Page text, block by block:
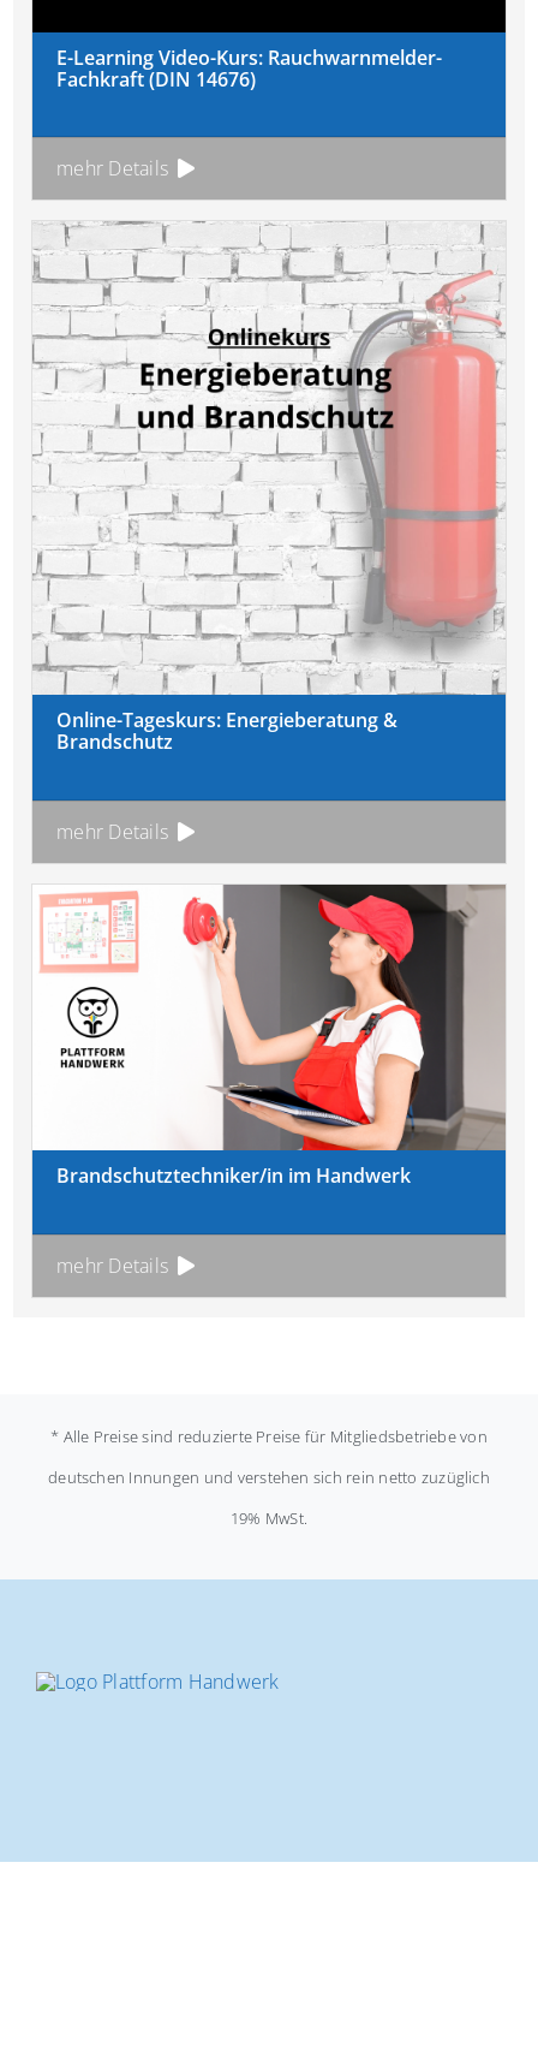
E-Learning Video-Kurs: Rauchwarnmelder-
Fachkraft (DIN 14676)
mehr Details
Online-Tageskurs: Energieberatung &
Brandschutz
mehr Details
Brandschutztechniker/in im Handwerk
mehr Details
* Alle Preise sind reduzierte Preise für Mitgliedsbetriebe von
deutschen Innungen und verstehen sich rein netto zuzüglich
19% MwSt.